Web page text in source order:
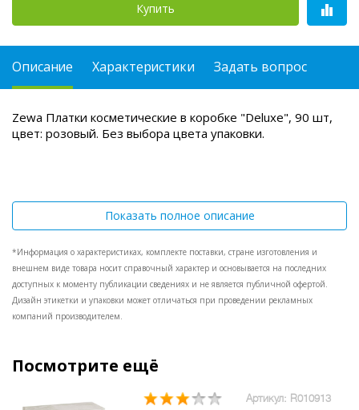
Купить
Описание Характеристики Задать вопрос
Zewa Платки косметические в коробке "Deluxe", 90 шт,
цвет: розовый. Без выбора цвета упаковки.
Показать полное описание
*Информация о характеристиках, комплекте поставки, стране изготовления и
внешнем виде товара носит справочный характер и основывается на последних
доступных к моменту публикации сведениях и не является публичной офертой.
Дизайн этикетки и упаковки может отличаться при проведении рекламных
компаний производителем.
Посмотрите ещё
Артикул: R010913